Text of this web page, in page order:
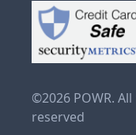
©2026 POWR.
reserved